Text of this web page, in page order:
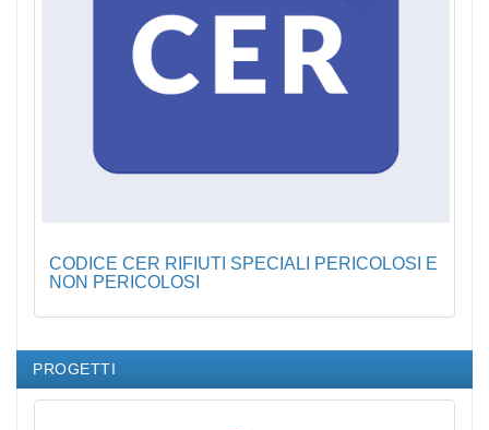
CODICE CER RIFIUTI SPECIALI PERICOLOSI E
NON PERICOLOSI
PROGETTI